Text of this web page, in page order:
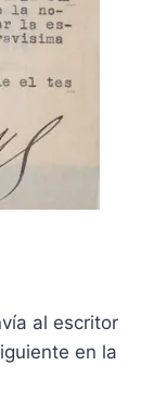
al escritor
en la